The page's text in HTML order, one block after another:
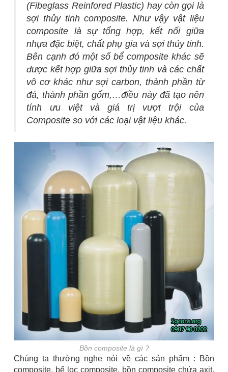
(Fibeglass Reinfored Plastic) hay còn gọi là
sợi thủy tinh composite. Như vậy vật liệu
composite là sự tổng hợp, kết nối giữa
nhựa đặc biệt, chất phụ gia và sợi thủy tinh.
Bên cạnh đó một số bể composite khác sẽ
được kết hợp giữa sợi thủy tinh và các chất
vô cơ khác như sợi carbon, thành phần từ
đá, thành phần gốm,…điều này đã tạo nên
tính ưu việt và giá trị vượt trội của
Composite so với các loại vật liệu khác.
Bồn composite là gì ?
Chúng ta thường nghe nói về các sản phẩm : Bồn
composite, bể lọc composite, bồn composite chứa axit,